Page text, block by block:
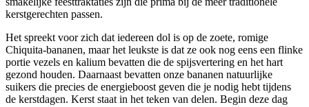
kerstgerechten passen.
Het spreekt voor zich dat iedereen dol is op de zoete, romige
Chiquita-bananen, maar het leukste is dat ze ook nog eens een flinke
portie vezels en kalium bevatten die de spijsvertering en het hart
gezond houden. Daarnaast bevatten onze bananen natuurlijke
suikers die precies de energieboost geven die je nodig hebt tijdens
de kerstdagen. Kerst staat in het teken van delen. Begin deze dag